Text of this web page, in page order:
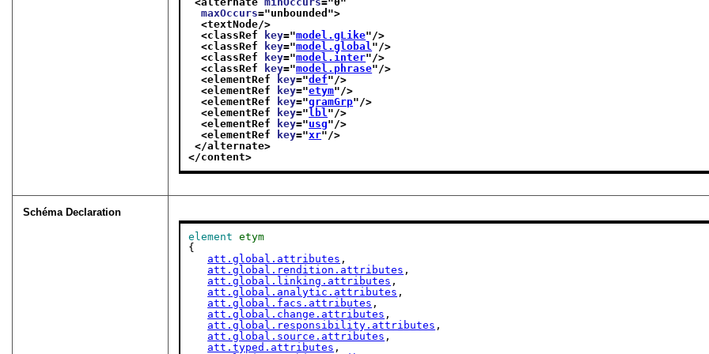
maxOccurs="unbounded ">
<textNode/>
<classRef
key="model.gLike"/>
<classRef
key="model.global"/>
<classRef
key="model.inter"/>
<classRef
key="model.phrase"/>
<elementRef
key="def"/>
<elementRef
key="etym"/>
<elementRef
key="gramGrp"/>
<elementRef
key=" lbl"/>
<elementRef
key="usg"/>
<elementRef
key="xr"/>
</alternate>
</content>
Schéma Declaration
element
etym
{
att.global.attributes ,
att.global.rendition.attributes ,
att.global.linking.attributes ,
att.global.analytic.attributes ,
att.global.facs.attributes ,
att.global.change.attributes ,
att.global.responsibility.attributes ,
att.global.source.attributes ,
att.typed.attributes ,